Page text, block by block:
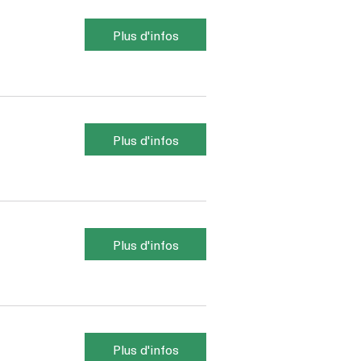
Plus d'infos
Plus d'infos
Plus d'infos
Plus d'infos